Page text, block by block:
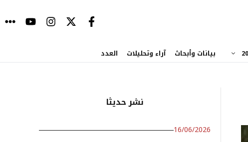
بيانات وأبحاث آراء وتحليلات العدد
نشر حديثا
16/06/2026